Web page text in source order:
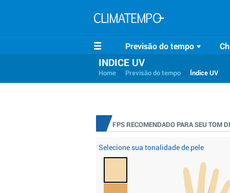
Previsão do tempo
INDICE UV
Home Previsão do tempo Índice UV
FPS RECOMENDADO PARA SEU TOM
Selecione sua tonalidade de pele